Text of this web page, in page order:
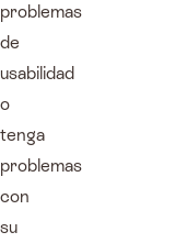
problemas
de
usabilidad
o
tenga
problemas
con
su